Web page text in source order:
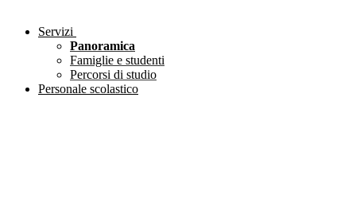
Servizi
Panoramica
Famiglie e studenti
Percorsi di studio
Personale scolastico